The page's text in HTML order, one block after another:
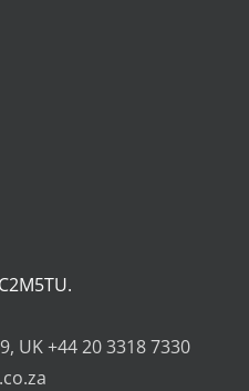
UK +44 20 3318 7330